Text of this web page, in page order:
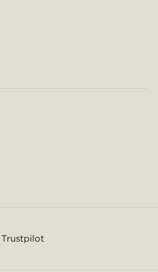
Trustpilot